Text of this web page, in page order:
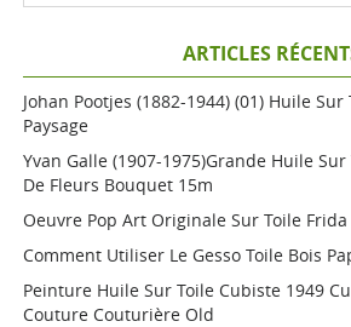
ARTICLES
Johan Pootjes (1882-1944) (01) Huile Sur
Paysage
Yvan Galle (1907-1975)grande Huile Sur
De Fleurs Bouquet 15m
Oeuvre Pop Art Originale Sur Toile
Comment Utiliser Le Gesso Toile Bois
Peinture Huile Sur Toile Cubiste 1949
Couture Couturière Old